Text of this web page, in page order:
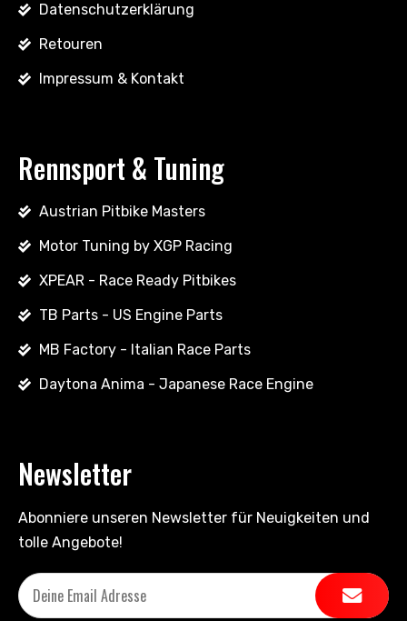
Datenschutzerklärung
Retouren
Impressum & Kontakt
Rennsport & Tuning
Austrian Pitbike Masters
Motor Tuning by XGP Racing
XPEAR - Race Ready Pitbikes
TB Parts - US Engine Parts
MB Factory - Italian Race Parts
Daytona Anima - Japanese Race Engine
Newsletter
Abonniere unseren Newsletter für Neuigkeiten und
tolle Angebote!